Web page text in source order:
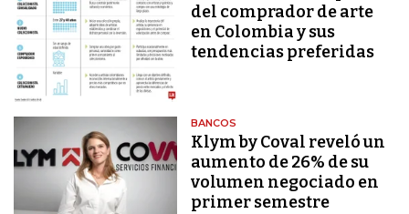
del comprador de arte
en Colombia y sus
tendencias preferidas
BANCOS
Klym by Coval reveló un
aumento de 26% de su
volumen negociado en
primer semestre